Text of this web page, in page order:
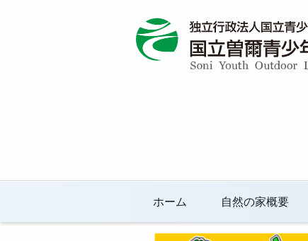
ホーム 自然の家概要